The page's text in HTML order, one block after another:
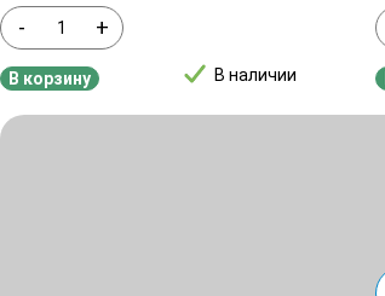
- +
В наличии
В корзину